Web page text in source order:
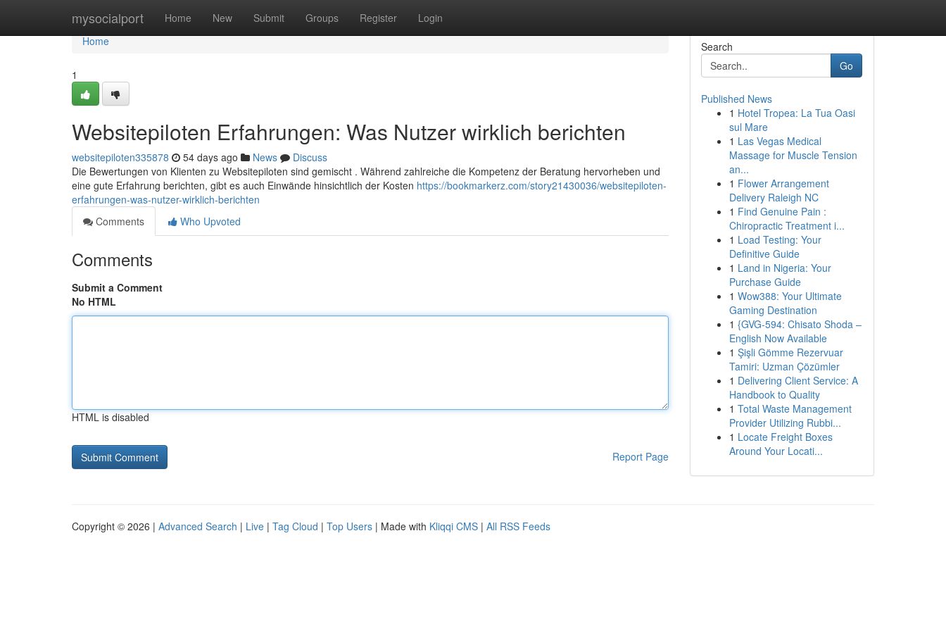
mysocialport Home New Submit Groups Register Login
Home
Home
1
Websitepiloten Erfahrungen: Was Nutzer wirklich berichten
websitepiloten335878 54 days ago News
Discuss
Die Bewertungen von Klienten zu Websitepiloten sind gemischt . Während zahlreiche die Kompetenz der Beratung hervorheben und
eine gute Erfahrung berichten, gibt es auch Einwände hinsichtlich der Kosten https://bookmarkerz.com/story21430036/websitepiloten-
erfahrungen-was-nutzer-wirklich-berichten
Comments
Who Upvoted
Comments
Submit a Comment
No HTML
HTML is disabled
Report Page
Search
Go
Published News
1 Hotel Tropea: La Tua Oasi
sul Mare
1 Las Vegas Medical
Massage for Muscle Tension
an...
1 Flower Arrangement
Delivery Raleigh NC
1 Find Genuine Pain :
Chiropractic Treatment i...
1 Load Testing: Your
Definitive Guide
1 Land in Nigeria: Your
Purchase Guide
1 Wow388: Your Ultimate
Gaming Destination
1 {GVG-594: Chisato Shoda –
English Now Available
1 Şişli Gömme Rezervuar
Tamiri: Uzman Çözümler
1 Delivering Client Service: A
Handbook to Quality
1 Total Waste Management
Provider Utilizing Rubbi...
1 Locate Freight Boxes
Around Your Locati...
Copyright © 2026 | Advanced Search | Live | Tag Cloud | Top Users | Made with Kliqqi CMS | All RSS Feeds